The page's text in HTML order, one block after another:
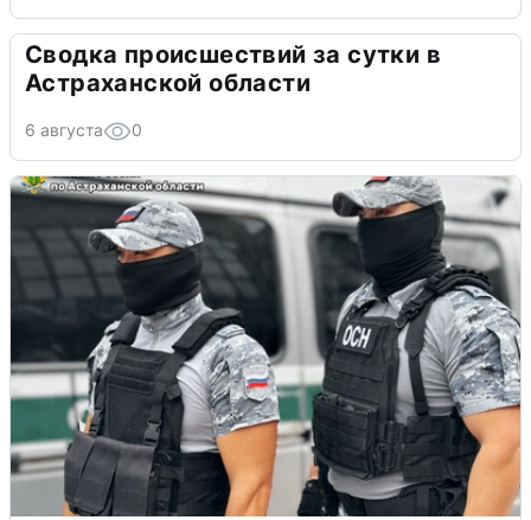
Сводка происшествий за сутки в
Астраханской области
6 августа 0